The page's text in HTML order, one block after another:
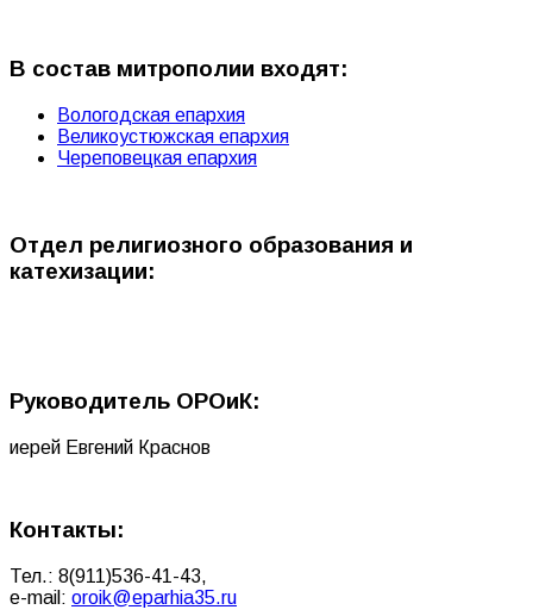
В состав митрополии входят:
Вологодская епархия
Великоустюжская епархия
Череповецкая епархия
Отдел религиозного образования и
катехизации:
Руководитель ОРОиК:
иерей Евгений Краснов
Контакты:
Тел.: 8(911)536-41-43,
e-mail: oroik@eparhia35.ru